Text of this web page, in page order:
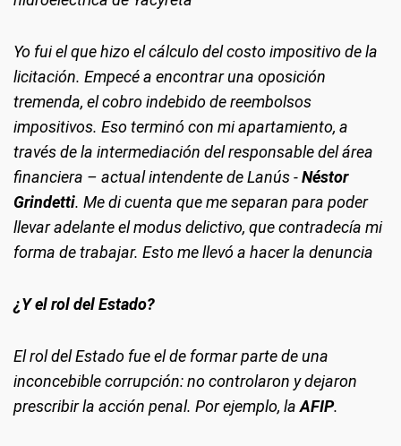
Yo fui el que hizo el cálculo del costo impositivo de la
licitación. Empecé a encontrar una oposición
tremenda, el cobro indebido de reembolsos
impositivos. Eso terminó con mi apartamiento, a
través de la intermediación del responsable del área
financiera – actual intendente de Lanús -Néstor
Grindetti. Me di cuenta que me separan para poder
llevar adelante el modus delictivo, que contradecía mi
forma de trabajar. Esto me llevó a hacer la denuncia
¿Y el rol del Estado?
El rol del Estado fue el de formar parte de una
inconcebible corrupción: no controlaron y dejaron
prescribir la acción penal. Por ejemplo, laAFIP.